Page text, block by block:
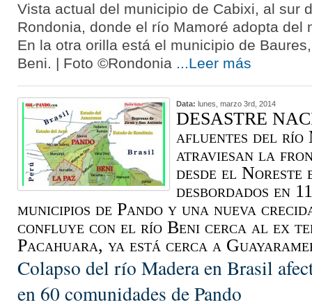
Vista actual del municipio de Cabixi, al sur
Rondonia, donde el río Mamoré adopta del
En la otra orilla está el municipio de
Beni. | Foto ©Rondonia ...Leer más
Data: lunes, marzo 3rd, 2014
DESASTRE
afluentes del río
atraviesan la
desde el Noreste
desbordados en
municipios de Pando y una nueva
confluye con el río Beni cerca al ex
Pacahuara, ya está cerca a
Colapso del río Madera en Brasil
en 60 comunidades de Pando